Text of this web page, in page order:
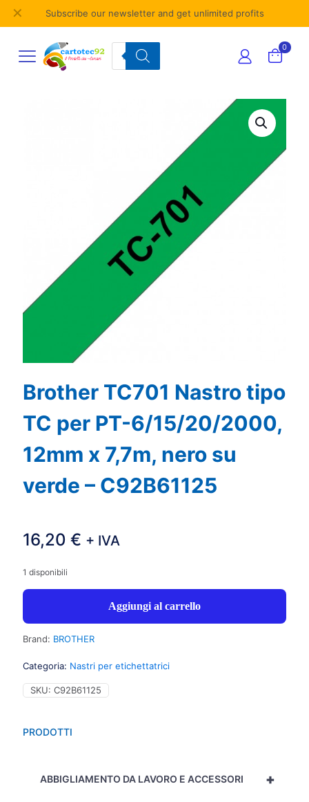
Subscribe our newsletter and get unlimited profits
✕
Products
search
0
PRODOTTI
+
ABBIGLIAMENTO DA LAVORO E ACCESSORI
Brother TC701 Nastro tipo
TC per PT-6/15/20/2000,
12mm x 7,7m, nero su
verde – C92B61125
16,20 € + IVA
1 disponibili
Aggiungi al carrello
Brand: BROTHER
Categoria: Nastri per etichettatrici
SKU: C92B61125